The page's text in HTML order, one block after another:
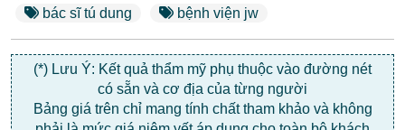
bác sĩ tú dung
bệnh viện jw
(*) Lưu Ý: Kết quả thẩm mỹ phụ thuộc vào đường nét
có sẵn và cơ địa của từng người
Bảng giá trên chỉ mang tính chất tham khảo và không